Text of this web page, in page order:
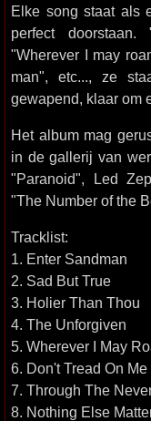
Elke song staat als
perfect
"Wherever I may
man", etc..., ze
gewapend, klaar om
Het album mag
in de gallerij van
"Paranoid", Led
"The Number of the
Tracklist:
1. Enter Sandman
2. Sad But True
3. Holier Than Thou
4. The Unforgiven
5. Wherever I May
6. Don't Tread On Me
7. Through The
8. Nothing Else